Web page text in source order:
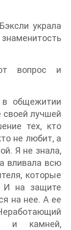
украла
вопрос и
общежитии
своей лучшей
тех, кто
не любит, а
Я не знала,
вливала всю
которые
И на защите
на нее. А ее
и камней,